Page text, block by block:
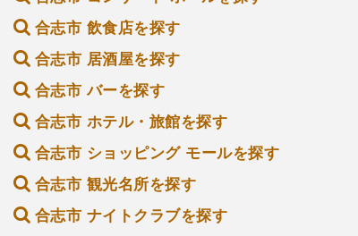
合志市 飲食店を探す
合志市 居酒屋を探す
合志市 バーを探す
合志市 ホテル・旅館を探す
合志市 ショッピング モールを探す
合志市 観光名所を探す
合志市 ナイトクラブを探す